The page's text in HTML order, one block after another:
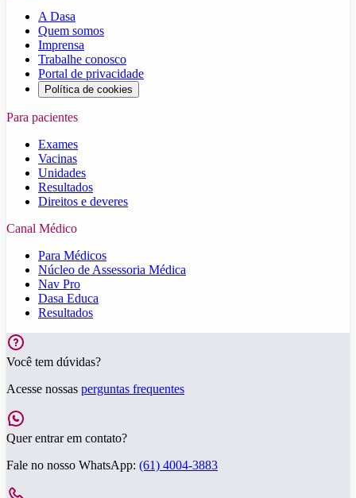
A Dasa
Quem somos
Imprensa
Trabalhe conosco
Portal de privacidade
Política de cookies
Para pacientes
Exames
Vacinas
Unidades
Resultados
Direitos e deveres
Canal Médico
Para Médicos
Núcleo de Assessoria Médica
Nav Pro
Dasa Educa
Resultados
Você tem dúvidas?
Acesse nossas perguntas frequentes
Quer entrar em contato?
Fale no nosso WhatsApp: (61) 4004-3883